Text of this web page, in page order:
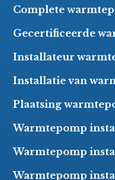
Complete
Gecertificeerde
Installateur
Installatie van
Plaatsing
Warmtepomp
Warmtepomp
Warmtepomp